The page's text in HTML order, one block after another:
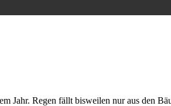
Jahr. Regen fällt bisweilen nur aus den